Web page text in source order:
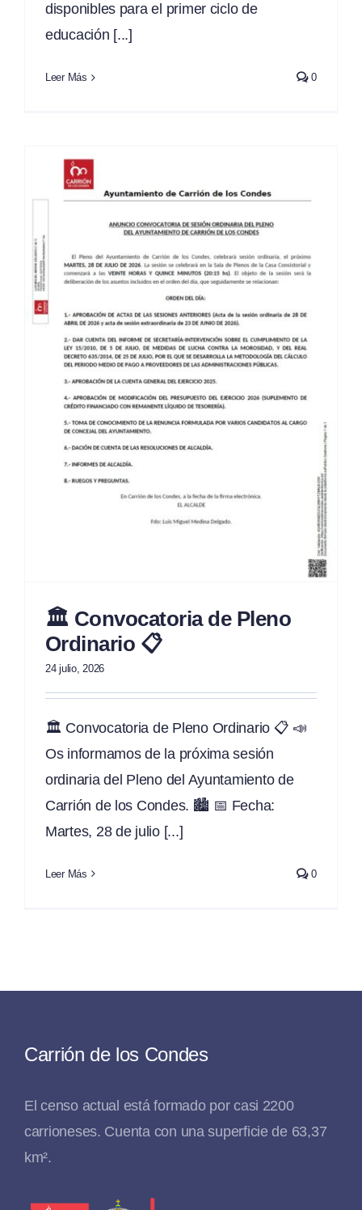
disponibles para el primer ciclo de
educación [...]
Leer Más 0
🏛️ Convocatoria de Pleno
Ordinario 📋
24 julio, 2026
🏛️ Convocatoria de Pleno Ordinario 📋 📣
Os informamos de la próxima sesión
ordinaria del Pleno del Ayuntamiento de
Carrión de los Condes. 🏙️ 📅 Fecha:
Martes, 28 de julio [...]
Leer Más 0
Carrión de los Condes
El censo actual está formado por casi 2200
carrioneses. Cuenta con una superficie de 63,37
km².